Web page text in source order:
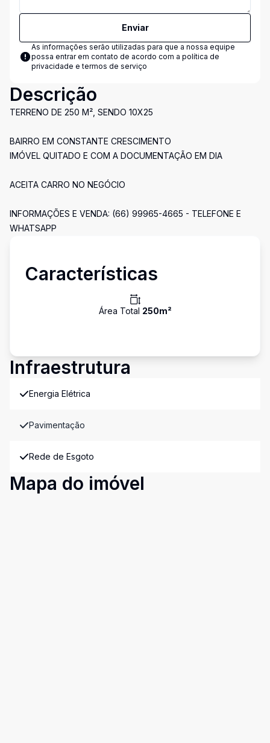
Enviar
As informações serão utilizadas para que a nossa equipe
possa entrar em contato de acordo com a política de
privacidade e termos de serviço
Descrição
TERRENO DE 250 M², SENDO 10X25
BAIRRO EM CONSTANTE CRESCIMENTO
IMÓVEL QUITADO E COM A DOCUMENTAÇÃO EM DIA
ACEITA CARRO NO NEGÓCIO
INFORMAÇÕES E VENDA: (66) 99965-4665 - TELEFONE E
WHATSAPP
Características
Área Total 250m²
Infraestrutura
Energia Elétrica
Pavimentação
Rede de Esgoto
Mapa do imóvel